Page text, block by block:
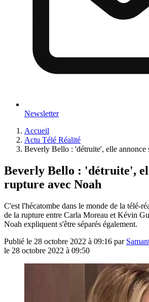
Newsletter
Accueil
Actu Télé Réalité
Beverly Bello : 'détruite', elle annonce
Beverly Bello : 'détruite',
rupture avec Noah
C'est l'hécatombe dans le monde de la télé-
de la rupture entre Carla Moreau et Kévin
Noah expliquent s'être séparés également.
Publié le 28 octobre 2022 à 09:16 par
le 28 octobre 2022 à 09:50